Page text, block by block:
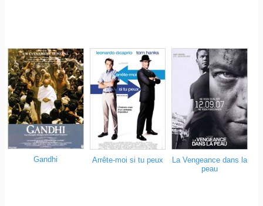
Gandhi Arrête-moi si tu peux
La Vengeance dans la
peau